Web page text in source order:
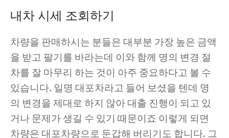
내차 시세 조회하기
차량을 판매하시는 분들은 대부분 가장 높은 금액
을 받고 팔기를 바라는데 이와 함께 명의 변경 절
차를 잘 마무리 하는 것이 아주 중요하다고 볼 수
있습니다. 일명 대포차라고 들어 보셨을 텐데 명
의 변경을 제대로 하지 않아 대출 진행이 되고 있
거나 문제가 생길 수 있기 때문이죠 이렇게 되면
차량은 대포차량으로 둔갑해 버리기도 합니다. 그